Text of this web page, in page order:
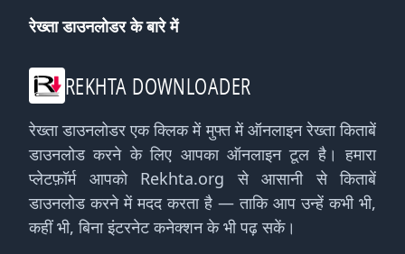
रेख्ता डाउनलोडर के बारे में
REKHTA DOWNLOADER
रेख्ता डाउनलोडर एक क्लिक में मुफ्त में ऑनलाइन रेख्ता किताबें
डाउनलोड करने के लिए आपका ऑनलाइन टूल है। हमारा
प्लेटफ़ॉर्म आपको Rekhta.org से आसानी से किताबें
डाउनलोड करने में मदद करता है — ताकि आप उन्हें कभी भी,
कहीं भी, बिना इंटरनेट कनेक्शन के भी पढ़ सकें।